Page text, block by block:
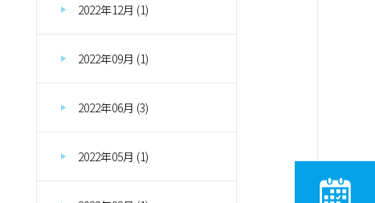
2022年12月 (1)
2022年09月 (1)
2022年06月 (3)
2022年05月 (1)